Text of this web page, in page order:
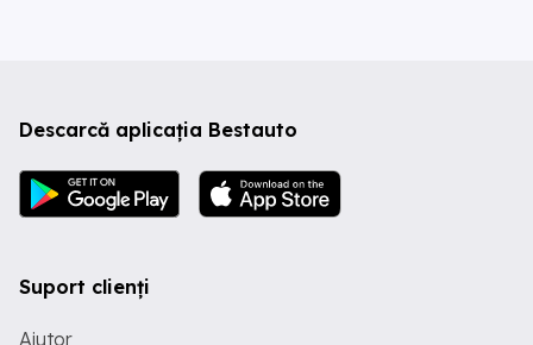
Descarcă aplicația Bestauto
Suport clienți
Ajutor